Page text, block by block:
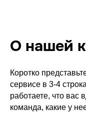
О нашей
Коротко
сервисе в 3-4
работаете, что вас
команда, какие у